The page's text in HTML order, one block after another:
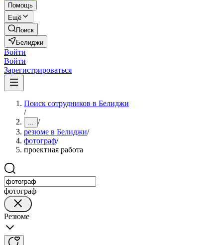
Помощь
Ещё
Поиск
Белиджи
Войти
Войти
Зарегистрироваться
Поиск сотрудников в Белиджи
/
... /
резюме в Белиджи/
фотограф/
проектная работа
фотограф
Резюме